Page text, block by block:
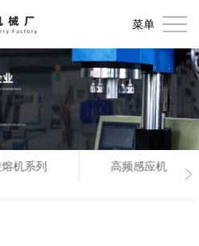
菜单
机系列 高频感应机